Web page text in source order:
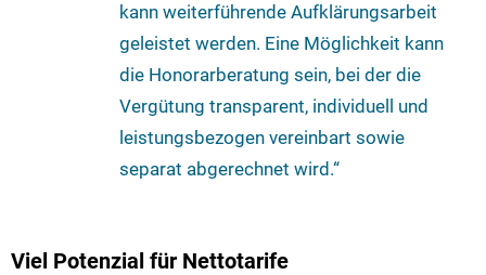
kann weiterführende Aufklärungsarbeit
geleistet werden. Eine Möglichkeit kann
die Honorarberatung sein, bei der die
Vergütung transparent, individuell und
leistungsbezogen vereinbart sowie
separat abgerechnet wird.“
Viel Potenzial für Nettotarife